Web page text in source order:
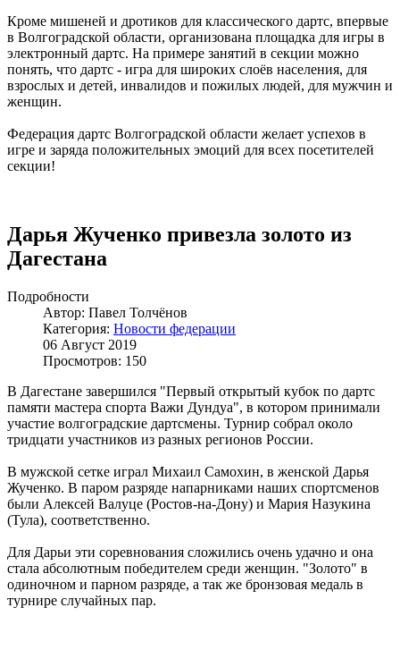
Кроме мишеней и дротиков для классического дартс, впервые
в Волгоградской области, организована площадка для игры в
электронный дартс. На примере занятий в секции можно
понять, что дартс - игра для широких слоёв населения, для
взрослых и детей, инвалидов и пожилых людей, для мужчин и
женщин.
Федерация дартс Волгоградской области желает успехов в
игре и заряда положительных эмоций для всех посетителей
секции!
Дарья Жученко привезла золото из
Дагестана
Подробности
Автор: Павел Толчёнов
Категория: Новости федерации
06 Август 2019
Просмотров: 150
В Дагестане завершился "Первый открытый кубок по дартс
памяти мастера спорта Важи Дундуа", в котором принимали
участие волгоградские дартсмены. Турнир собрал около
тридцати участников из разных регионов России.
В мужской сетке играл Михаил Самохин, в женской Дарья
Жученко. В паром разряде напарниками наших спортсменов
были Алексей Валуце (Ростов-на-Дону) и Мария Назукина
(Тула), соответственно.
Для Дарьи эти соревнования сложились очень удачно и она
стала абсолютным победителем среди женщин. "Золото" в
одиночном и парном разряде, а так же бронзовая медаль в
турнире случайных пар.